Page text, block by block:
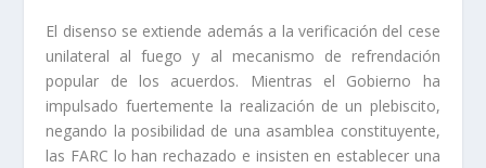
El disenso se extiende además a la verificación del cese
unilateral al fuego y al mecanismo de refrendación
popular de los acuerdos. Mientras el Gobierno ha
impulsado fuertemente la realización de un plebiscito,
negando la posibilidad de una asamblea constituyente,
las FARC lo han rechazado e insisten en establecer una